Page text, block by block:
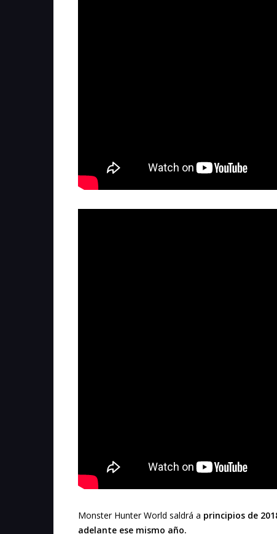
Monster Hunter World saldrá a principios de
adelante ese mismo año.